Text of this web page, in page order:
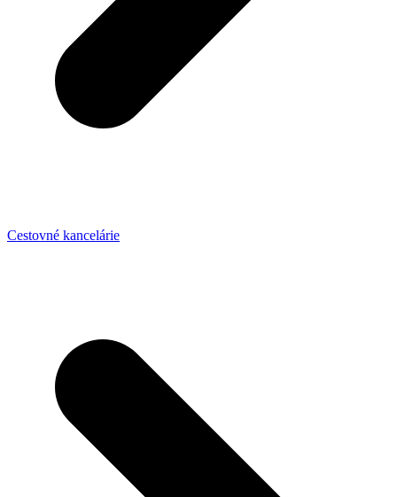
Cestovné kancelárie